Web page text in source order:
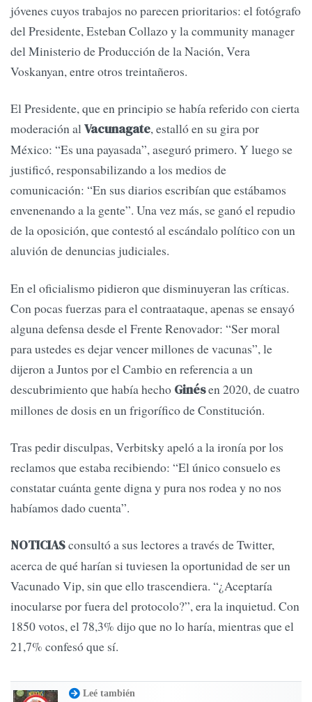
jóvenes cuyos trabajos no parecen prioritarios: el fotógrafo
del Presidente, Esteban Collazo y la community manager
del Ministerio de Producción de la Nación, Vera
Voskanyan, entre otros treintañeros.
El Presidente, que en principio se había referido con cierta
moderación alVacunagate, estalló en su gira por
México: “Es una payasada”, aseguró primero. Y luego se
justificó, responsabilizando a los medios de
comunicación: “En sus diarios escribían que estábamos
envenenando a la gente”. Una vez más, se ganó el repudio
de la oposición, que contestó al escándalo político con un
aluvión de denuncias judiciales.
En el oficialismo pidieron que disminuyeran las críticas.
Con pocas fuerzas para el contraataque, apenas se ensayó
alguna defensa desde el Frente Renovador: “Ser moral
para ustedes es dejar vencer millones de vacunas”, le
dijeron a Juntos por el Cambio en referencia a un
descubrimiento que había hecho Ginésen 2020, de cuatro
millones de dosis en un frigorífico de Constitución.
Tras pedir disculpas, Verbitsky apeló a la ironía por los
reclamos que estaba recibiendo: “El único consuelo es
constatar cuánta gente digna y pura nos rodea y no nos
habíamos dado cuenta”.
NOTICIASconsultó a sus lectores a través de Twitter,
acerca de qué harían si tuviesen la oportunidad de ser un
Vacunado Vip, sin que ello trascendiera. “¿Aceptaría
inocularse por fuera del protocolo?”, era la inquietud. Con
1850 votos, el 78,3% dijo que no lo haría, mientras que el
21,7% confesó que sí.
Leé también